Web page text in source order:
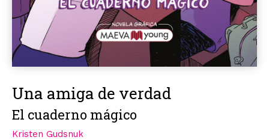
Una amiga de verdad
El cuaderno mágico
Kristen Gudsnuk